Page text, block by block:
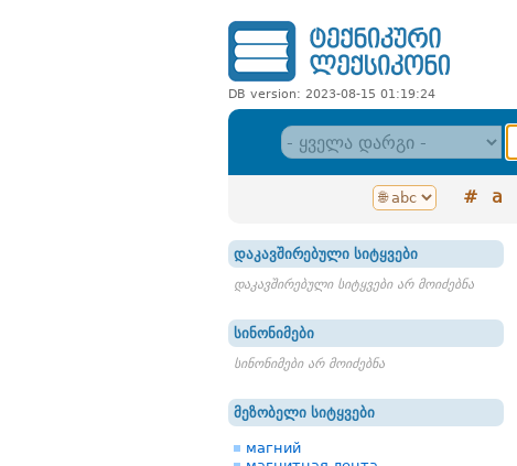
DB version: 2023-08-15 01:19:24
# a
დაკავშირებული სიტყვები
დაკავშირებული სიტყვები არ მოიძებნა
სინონიმები
სინონიმები არ მოიძებნა
მეზობელი სიტყვები
магний